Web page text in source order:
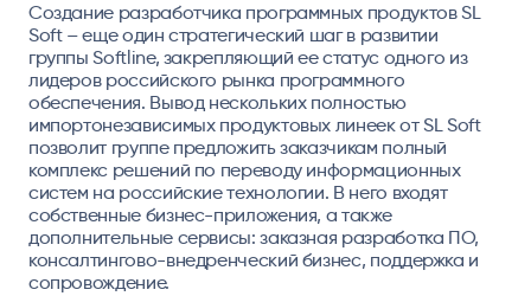
Создание разработчика программных продуктов SL
Soft – еще один стратегический шаг в развитии
группы Softline, закрепляющий ее статус одного из
лидеров российского рынка программного
обеспечения. Вывод нескольких полностью
импортонезависимых продуктовых линеек от SL Soft
позволит группе предложить заказчикам полный
комплекс решений по переводу информационных
систем на российские технологии. В него входят
собственные бизнес-приложения, а также
дополнительные сервисы: заказная разработка ПО,
консалтингово-внедренческий бизнес, поддержка и
сопровождение.